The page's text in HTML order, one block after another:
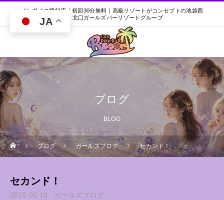
インボイス登録店｜初回30分無料｜高級リゾートがコンセプトの池袋西
口・北口ガールズバーリゾートグループ
ブログ
BLOG
ブログ ガールズブログ セカンド！
セカンド！
2025.05.10 ガールズブログ
JA